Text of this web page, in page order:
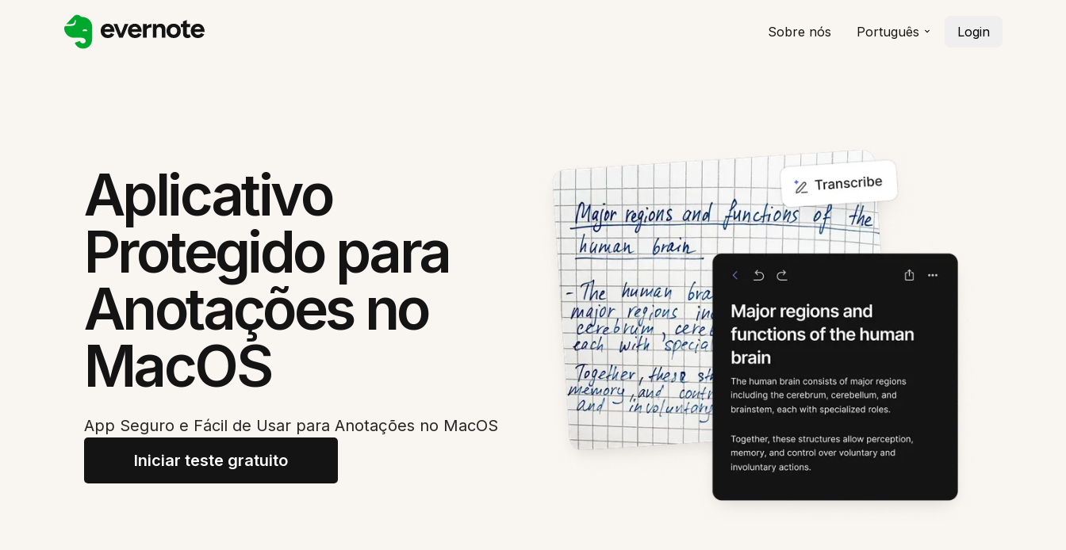
Sobre nós Português Login
Aplicativo
Protegido para
Anotações no
MacOS
App Seguro e Fácil de Usar para Anotações no MacOS
Iniciar teste gratuito